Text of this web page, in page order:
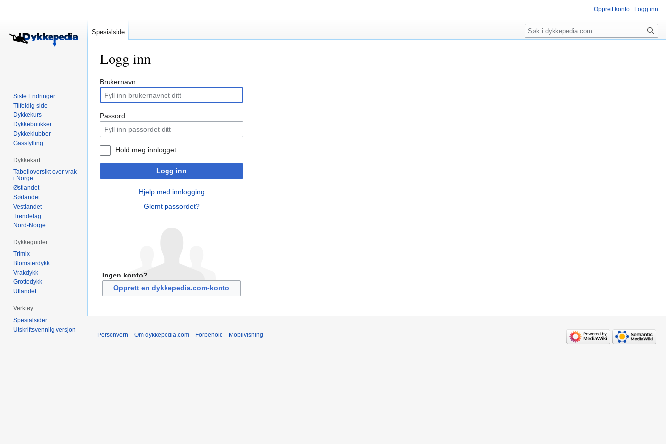
Logg inn
Hopp
navigering
Hopp
søk
Brukernavn
Passord
Hold meg innlogget
Logg inn
Hjelp med innlogging
Glemt passordet?
Ingen konto?
Opprett en dykkepedia.com-konto
Opprett konto Logg inn
Spesialside Søk
Siste Endringer
Tilfeldig side
Dykkekurs
Dykkebutikker
Dykkeklubber
Gassfylling
Dykkekart
Tabelloversikt over vrak
i Norge
Østlandet
Sørlandet
Vestlandet
Trøndelag
Nord-Norge
Dykkeguider
Trimix
Blomsterdykk
Vrakdykk
Grottedykk
Utlandet
Verktøy
Spesialsider
Utskriftsvennlig versjon
Personvern Om dykkepedia.com Forbehold Mobilvisning